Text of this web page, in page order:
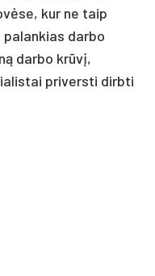
kur ne taip
darbo
darbo krūvį,
priversti dirbti